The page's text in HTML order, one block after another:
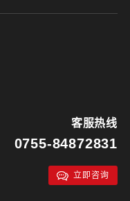
客服热线
0755-84872831
立即咨询